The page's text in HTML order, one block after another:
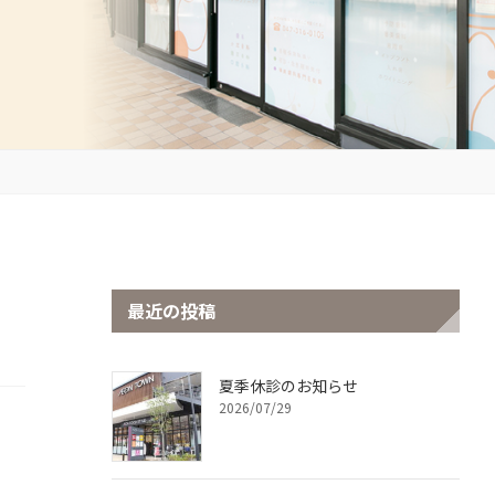
最近の投稿
夏季休診のお知らせ
2026/07/29